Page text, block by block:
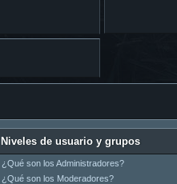
Niveles de usuario y grupos
¿Qué son los Administradores?
¿Qué son los Moderadores?